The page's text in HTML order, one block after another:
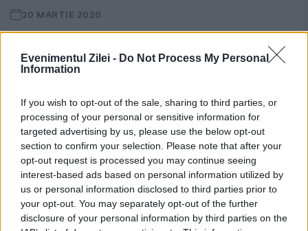
Evenimentul Zilei - Do Not Process My Personal
Information
If you wish to opt-out of the sale, sharing to third parties, or
processing of your personal or sensitive information for
targeted advertising by us, please use the below opt-out
section to confirm your selection. Please note that after your
opt-out request is processed you may continue seeing
interest-based ads based on personal information utilized by
us or personal information disclosed to third parties prior to
your opt-out. You may separately opt-out of the further
disclosure of your personal information by third parties on the
20 MARTIE 2020
alambicurile pentru distilarea ginului sunt
dezinfectant pentru mâini, cele clasice
epuizându-se repede din magazine. „De
fapt, folosim aceleași...